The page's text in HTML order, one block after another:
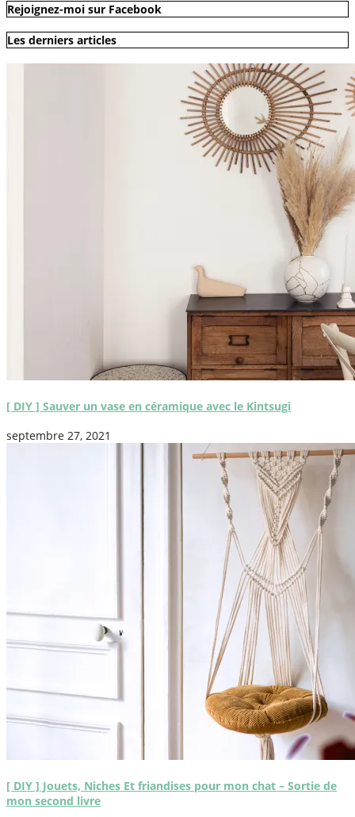
Rejoignez-moi sur Facebook
Les derniers articles
[ DIY ] Sauver un vase en céramique avec le Kintsugi
septembre 27, 2021
[ DIY ] Jouets, Niches Et friandises pour mon chat – Sortie de
mon second livre